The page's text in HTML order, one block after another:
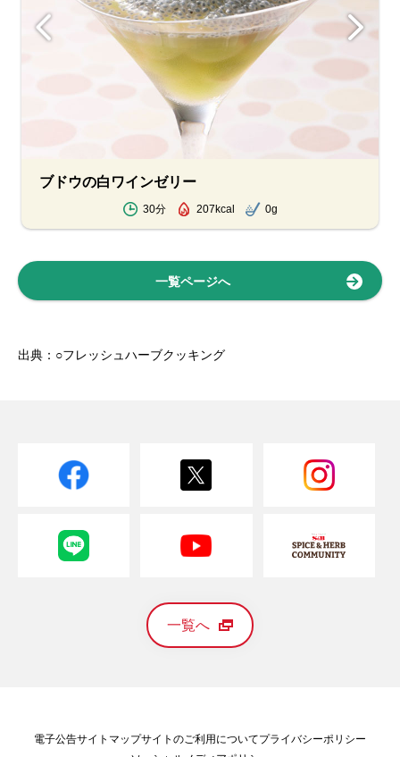
ブドウの白ワインゼリー
30分 207kcal 0g
一覧ページへ
出典：○フレッシュハーブクッキング
一覧へ
電子公告サイトマップサイトのご利用についてプライバシーポリシー